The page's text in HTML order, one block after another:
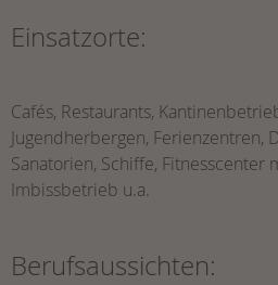
Einsatzorte:
Cafés, Restaurants,
Jugendherbergen, Ferienzentren,
Sanatorien, Schiffe, Fitnesscenter
Imbissbetrieb u.a.
Berufsaussichten: